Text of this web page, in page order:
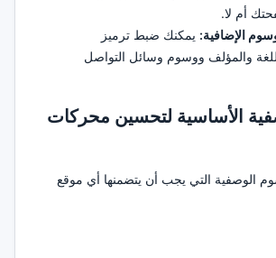
أم لا.
الإضافية: يمكنك ضبط ترميز
والمؤلف ووسوم وسائل التواصل
الأساسية لتحسين محركات
الوصفية التي يجب أن يتضمنها أي موقع